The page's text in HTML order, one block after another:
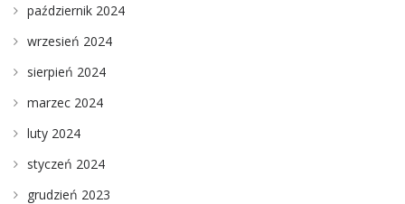
październik 2024
wrzesień 2024
sierpień 2024
marzec 2024
luty 2024
styczeń 2024
grudzień 2023